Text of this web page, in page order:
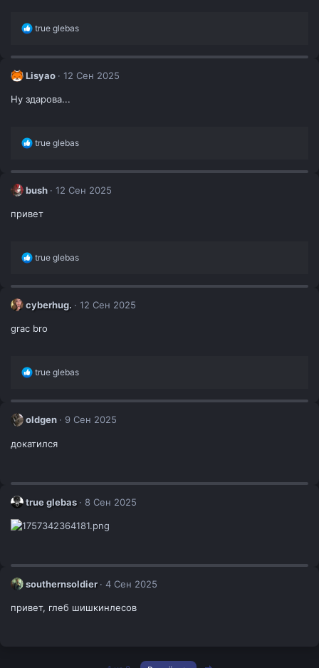
Р
к
ц
и
:
true glebas
Lisyao 12 Сен 2025
Ну здарова...
Р
к
ц
и
true glebas
bush 12 Сен 2025
привет
Р
к
ц
и
true glebas
cyberhug. 12 Сен 2025
grac bro
Р
к
ц
и
true glebas
oldgen 9 Сен 2025
докатился
true glebas 8 Сен 2025
southernsoldier 4 Сен 2025
привет, глеб шишкинлесов